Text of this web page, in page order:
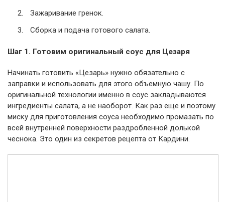
Зажаривание гренок.
Сборка и подача готового салата.
Шаг 1. Готовим оригинальный соус для Цезаря
Начинать готовить «Цезарь» нужно обязательно с
заправки и использовать для этого объемную чашу. По
оригинальной технологии именно в соус закладываются
ингредиенты салата, а не наоборот. Как раз еще и поэтому
миску для приготовления соуса необходимо промазать по
всей внутренней поверхности раздробленной долькой
чеснока. Это один из секретов рецепта от Кардини.